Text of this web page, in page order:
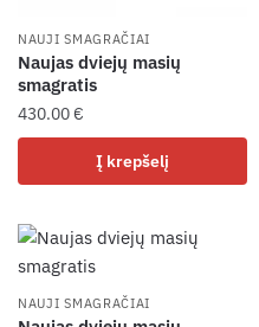
NAUJI SMAGRAČIAI
Naujas dviejų masių
smagratis
430.00€
Į krepšelį
NAUJI SMAGRAČIAI